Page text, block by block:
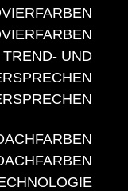
TREND- UND